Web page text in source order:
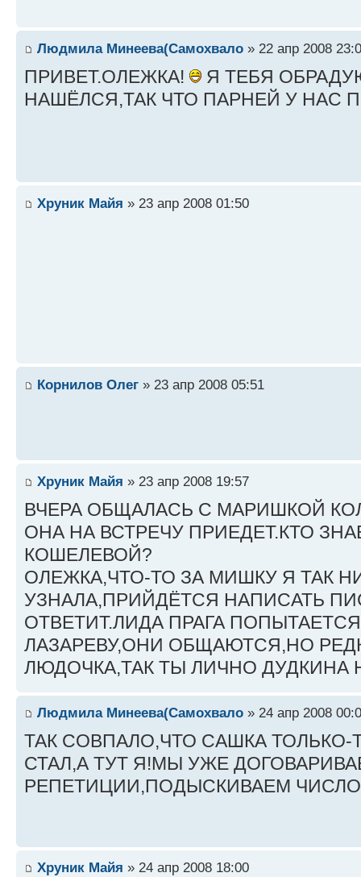
Людмила Минеева(Самохвало » 22 апр 2008
ПРИВЕТ.ОЛЕЖКА!
Я ТЕБЯ
НАШЁЛСЯ,ТАК ЧТО ПАРНЕЙ У НАС
Хруник Майя » 23 апр 2008 01:50
Корнилов Олег » 23 апр 2008 05:51
Хруник Майя » 23 апр 2008 19:57
ВЧЕРА ОБЩАЛАСЬ С МАРИШКОЙ
ОНА НА ВСТРЕЧУ ПРИЕДЕТ.КТО
КОШЕЛЕВОЙ?
ОЛЕЖКА,ЧТО-ТО ЗА МИШКУ Я ТАК
УЗНАЛА,ПРИЙДЁТСЯ НАПИСАТЬ
ОТВЕТИТ.ЛИДА ПРАГА
ЛАЗАРЕВУ,ОНИ ОБЩАЮТСЯ,НО
ЛЮДОЧКА,ТАК ТЫ ЛИЧНО ДУДКИНА
Людмила Минеева(Самохвало » 24 апр 2008
ТАК СОВПАЛО,ЧТО САШКА
СТАЛ,А ТУТ Я!МЫ УЖЕ
РЕПЕТИЦИИ,ПОДЫСКИВАЕМ
Хруник Майя » 24 апр 2008 18:00